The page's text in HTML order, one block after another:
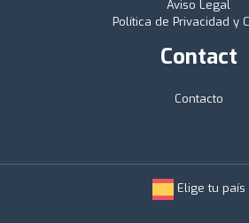
Aviso Legal
Política de Privacidad y
Contact
Contacto
Elige tu país